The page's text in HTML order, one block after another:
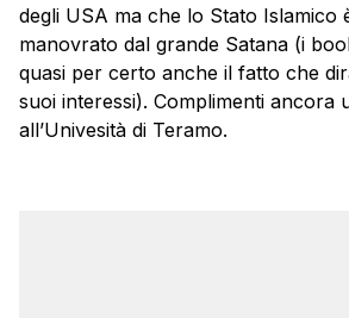
degli USA ma che lo Stato Islamico
manovrato dal grande Satana (i
quasi per certo anche il fatto che
suoi interessi). Complimenti ancora
all’Univesità di Teramo.